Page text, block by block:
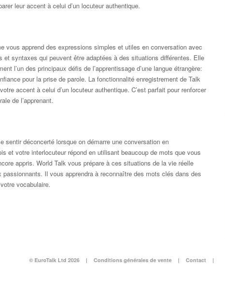
leur accent à celui d’un locuteur authentique.
vous apprend des expressions simples et utiles en conversation avec
et syntaxes qui peuvent être adaptées à des situations différentes. Elle
l’un des principaux défis de l’apprentissage d’une langue étrangère:
pour la prise de parole. La fonctionnalité enregistrement de Talk
accent à celui d’un locuteur authentique. C’est parfait pour renforcer
de l’apprenant.
sentir déconcerté lorsque on démarre une conversation en
et votre interlocuteur répond en utilisant beaucoup de mots que vous
appris. World Talk vous prépare à ces situations de la vie réelle
passionnants. Il vous apprendra à reconnaître des mots clés dans des
vocabulaire.
© EuroTalk Ltd 2026 | Conditions générales de vente | Contact |